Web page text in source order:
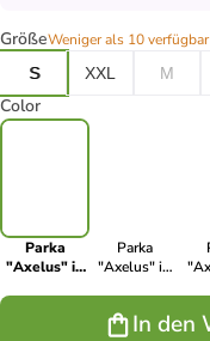
GrößeWeniger als 10 verfügbar
S
XXL M
Color
Parka
"Axelus" in
Parka
"Axelus" in
In den